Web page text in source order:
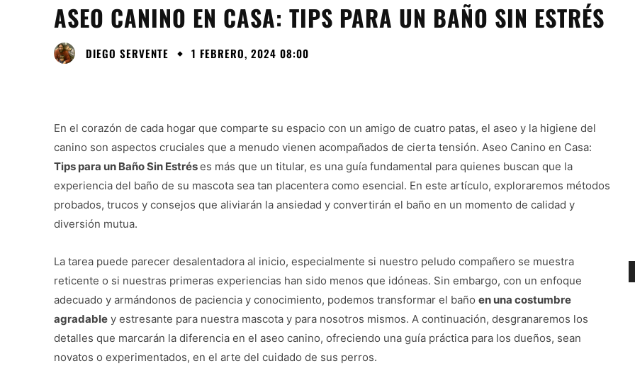
ASEO CANINO EN CASA: TIPS PARA UN BAÑO SIN ESTRÉS
DIEGO SERVENTE 1 FEBRERO, 2024 08:00
En el corazón de cada hogar que comparte su espacio con un amigo de cuatro patas, el aseo y la higiene del
canino son aspectos cruciales que a menudo vienen acompañados de cierta tensión. Aseo Canino en Casa:
Tips para un Baño Sin Estréses más que un titular, es una guía fundamental para quienes buscan que la
experiencia del baño de su mascota sea tan placentera como esencial. En este artículo, exploraremos métodos
probados, trucos y consejos que aliviarán la ansiedad y convertirán el baño en un momento de calidad y
diversión mutua.
La tarea puede parecer desalentadora al inicio, especialmente si nuestro peludo compañero se muestra
reticente o si nuestras primeras experiencias han sido menos que idóneas. Sin embargo, con un enfoque
adecuado y armándonos de paciencia y conocimiento, podemos transformar el baño en una costumbre
agradable y estresante para nuestra mascota y para nosotros mismos. A continuación, desgranaremos los
detalles que marcarán la diferencia en el aseo canino, ofreciendo una guía práctica para los dueños, sean
novatos o experimentados, en el arte del cuidado de sus perros.